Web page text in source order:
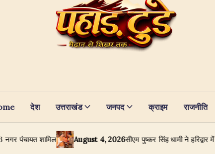
देश उत्तराखंड जनपद क्राइम राजनीति
August 4, 2026सीएम पुष्कर सिंह धामी ने हरिद्वार में कांवड़ियों पर